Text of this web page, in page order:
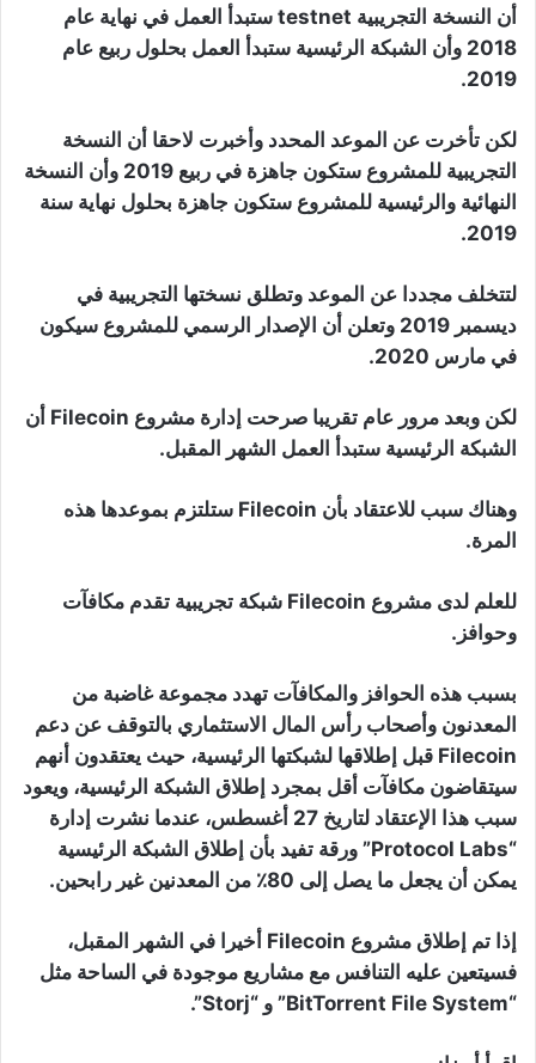
أن النسخة التجريبية testnet ستبدأ العمل في نهاية عام
2018 وأن الشبكة الرئيسية ستبدأ العمل بحلول ربيع عام
2019.
لكن تأخرت عن الموعد المحدد وأخبرت لاحقا أن النسخة
التجريبية للمشروع ستكون جاهزة في ربيع 2019 وأن النسخة
النهائية والرئيسية للمشروع ستكون جاهزة بحلول نهاية سنة
2019.
لتتخلف مجددا عن الموعد وتطلق نسختها التجريبية في
ديسمبر 2019 وتعلن أن الإصدار الرسمي للمشروع سيكون
في مارس 2020.
لكن وبعد مرور عام تقريبا صرحت إدارة مشروع Filecoin أن
الشبكة الرئيسية ستبدأ العمل الشهر المقبل.
وهناك سبب للاعتقاد بأن Filecoin ستلتزم بموعدها هذه
المرة.
للعلم لدى مشروع Filecoin شبكة تجريبية تقدم مكافآت
وحوافز.
بسبب هذه الحوافز والمكافآت تهدد مجموعة غاضبة من
المعدنون وأصحاب رأس المال الاستثماري بالتوقف عن دعم
Filecoin قبل إطلاقها لشبكتها الرئيسية، حيث يعتقدون أنهم
سيتقاضون مكافآت أقل بمجرد إطلاق الشبكة الرئيسية، ويعود
سبب هذا الإعتقاد لتاريخ 27 أغسطس، عندما نشرت إدارة
“Protocol Labs” ورقة تفيد بأن إطلاق الشبكة الرئيسية
يمكن أن يجعل ما يصل إلى 80٪ من المعدنين غير رابحين.
إذا تم إطلاق مشروع Filecoin أخيرا في الشهر المقبل،
فسيتعين عليه التنافس مع مشاريع موجودة في الساحة مثل
“BitTorrent File System” و “Storj”.